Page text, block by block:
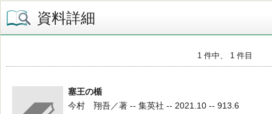
資料詳細
1 件中、 1 件目
塞王の楯
今村 翔吾／著 -- 集英社 -- 2021.10 -- 913.6